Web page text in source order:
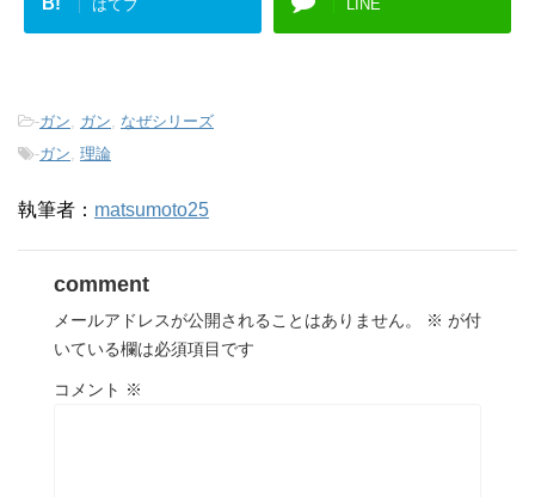
はてブ LINE
-ガン ガン
なぜシリーズ
-ガン 理論
執筆者： matsumoto25
comment
メールアドレスが公開されることはありません。 ※ が付
いている欄は必須項目です
コメント ※